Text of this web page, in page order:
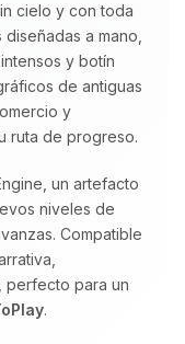
cielo y con toda
diseñadas a mano,
y botín
de antiguas
y
ruta de progreso.
un artefacto
niveles de
Compatible
perfecto para un
.